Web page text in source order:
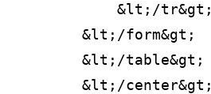
            &lt;/tr&gt;
        &lt;/form&gt;
        &lt;/table&gt;
        &lt;/center&gt;